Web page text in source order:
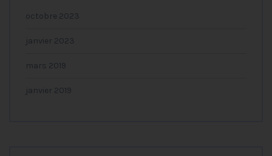
octobre 2023
janvier 2023
mars 2019
janvier 2019